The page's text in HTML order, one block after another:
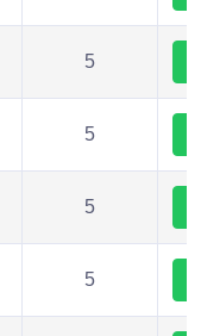
5
5
5
5